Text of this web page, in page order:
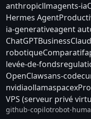
anthropicllmagents-ia
Hermes Agent
ia-generativeagent
ChatGPTBusiness
robotiqueComparatif
levée-de-fonds
OpenClawsans-code
nvidiaollamaspacex
VPS (serveur privé
github-copilotrobot-